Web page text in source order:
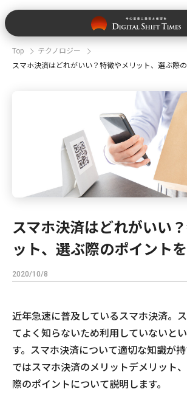
Top
テクノロジー
スマホ決済はどれがいい？特徴やメリット、選ぶ際
スマホ決済はどれがいい
ット、選ぶ際のポイント
2020/10/8
近年急速に普及しているスマホ決済。
てよく知らないため利用していないと
す。スマホ決済について適切な知識が
ではスマホ決済のメリットデメリット
際のポイントについて説明します。